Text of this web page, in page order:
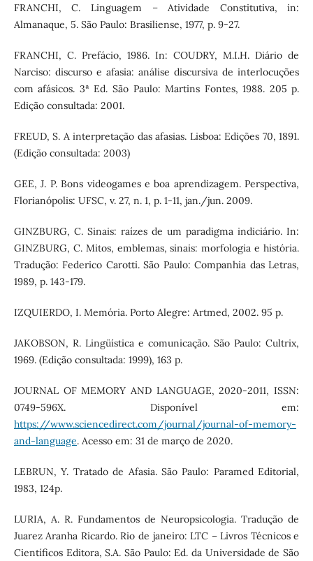
FRANCHI, C. Linguagem – Atividade Constitutiva, in:
Almanaque, 5. São Paulo: Brasiliense, 1977, p. 9-27.
FRANCHI, C. Prefácio, 1986. In: COUDRY, M.I.H. Diário de
Narciso: discurso e afasia: análise discursiva de interlocuções
com afásicos. 3ª Ed. São Paulo: Martins Fontes, 1988. 205 p.
Edição consultada: 2001.
FREUD, S. A interpretação das afasias. Lisboa: Edições 70, 1891.
(Edição consultada: 2003)
GEE, J. P. Bons videogames e boa aprendizagem. Perspectiva,
Florianópolis: UFSC, v. 27, n. 1, p. 1-11, jan./jun. 2009.
GINZBURG, C. Sinais: raízes de um paradigma indiciário. In:
GINZBURG, C. Mitos, emblemas, sinais: morfologia e história.
Tradução: Federico Carotti. São Paulo: Companhia das Letras,
1989, p. 143-179.
IZQUIERDO, I. Memória. Porto Alegre: Artmed, 2002. 95 p.
JAKOBSON, R. Lingüística e comunicação. São Paulo: Cultrix,
1969. (Edição consultada: 1999), 163 p.
JOURNAL OF MEMORY AND LANGUAGE, 2020-2011, ISSN:
0749-596X. Disponível em:
https://www.sciencedirect.com/journal/journal-of-memory-
and-language. Acesso em: 31 de março de 2020.
LEBRUN, Y. Tratado de Afasia. São Paulo: Paramed Editorial,
1983, 124p.
LURIA, A. R. Fundamentos de Neuropsicologia. Tradução de
Juarez Aranha Ricardo. Rio de janeiro: LTC – Livros Técnicos e
Científicos Editora, S.A. São Paulo: Ed. da Universidade de São